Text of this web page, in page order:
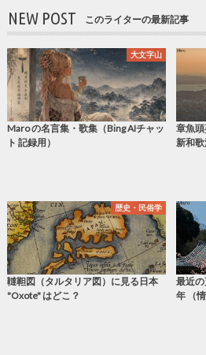
NEW POST このライターの最新記事
大文字山
Maro の名言集・歌集（Bing AIチャッ
ト 記録用）
章魚
新和
歴史・民俗学
韃靼図（タルタリア図）に見る日本
"Oxote" はどこ？
最近
年 （